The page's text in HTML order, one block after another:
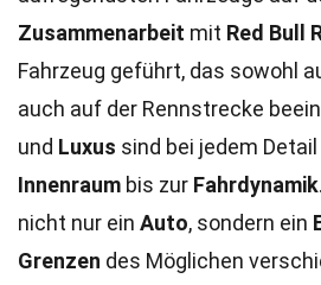
Zusammenarbeit mit Red Bull
Fahrzeug geführt, das sowohl
auch auf der Rennstrecke
und Luxus sind bei jedem
Innenraum bis zur Fahrdynamik
nicht nur ein Auto, sondern ein
Grenzen des Möglichen